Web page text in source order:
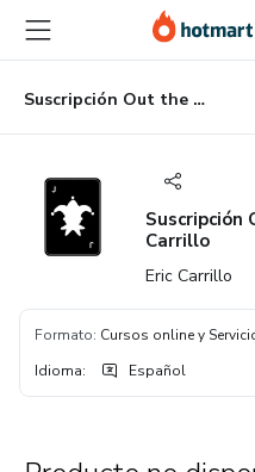
principal
página
de
página
Suscripción Out the Box Trading | Eric Carrillo
Suscripción
Carrillo
Eric Carrillo
Formato: Cursos online y
Idioma: Español